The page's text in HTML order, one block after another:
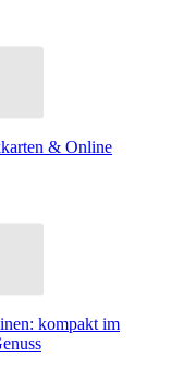
& Online
kompakt im